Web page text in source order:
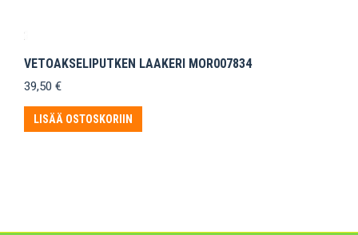
VETOAKSELIPUTKEN LAAKERI MOR007834
39,50 €
LISÄÄ OSTOSKORIIN